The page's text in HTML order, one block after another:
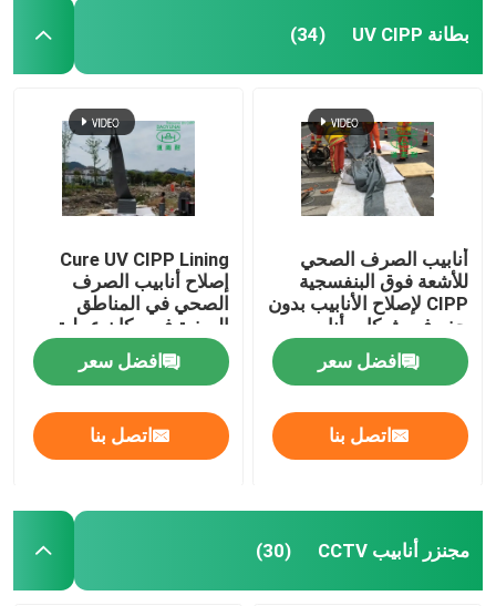
بطانة UV CIPP (34)
أنابيب الصرف الصحي
للأشعة فوق البنفسجية
CIPP لإصلاح الأنابيب بدون
حفر في شبكات أنابيب
مياه الأمطار
افضل سعر
اتصل بنا
Cure UV CIPP Lining
إصلاح أنابيب الصرف
الصحي في المناطق
الريفية في مكان عملية
بطانة الأنابيب
افضل سعر
اتصل بنا
مجنزر أنابيب CCTV (30)